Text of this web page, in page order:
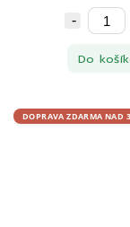
Do
DOPRAVA ZDARMA NAD